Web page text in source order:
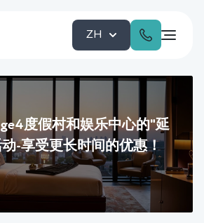
ZH
度假村和娱乐中心的"延
-享受更长时间的优惠！